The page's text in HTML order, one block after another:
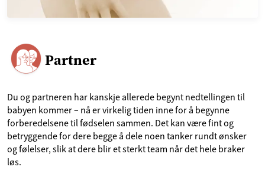
Partner
Du og partneren har kanskje allerede begynt nedtellingen til
babyen kommer – nå er virkelig tiden inne for å begynne
forberedelsene til fødselen sammen. Det kan være fint og
betryggende for dere begge å dele noen tanker rundt ønsker
og følelser, slik at dere blir et sterkt team når det hele braker
løs.